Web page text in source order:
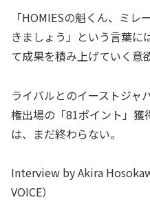
「HOMIESの魁くん、ミ
きましょう」という言葉に
て成果を積み上げていく意
ライバルとのイーストジャ
権出場の「81ポイント」獲
は、まだ終わらない。
Interview by Akira
VOICE）